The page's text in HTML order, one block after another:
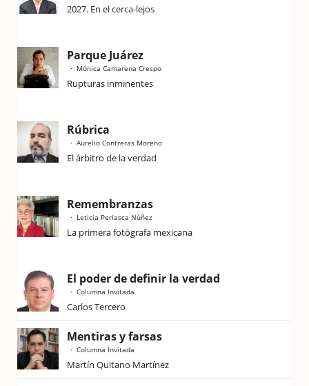
2027. En el cerca-lejos
Parque Juárez
Mónica Camarena Crespo
Rupturas inminentes
Rúbrica
Aurelio Contreras Moreno
El árbitro de la verdad
Remembranzas
Leticia Perlasca Núñez
La primera fotógrafa mexicana
El poder de definir la verdad
Columna Invitada
Carlos Tercero
Mentiras y farsas
Columna Invitada
Martín Quitano Martínez